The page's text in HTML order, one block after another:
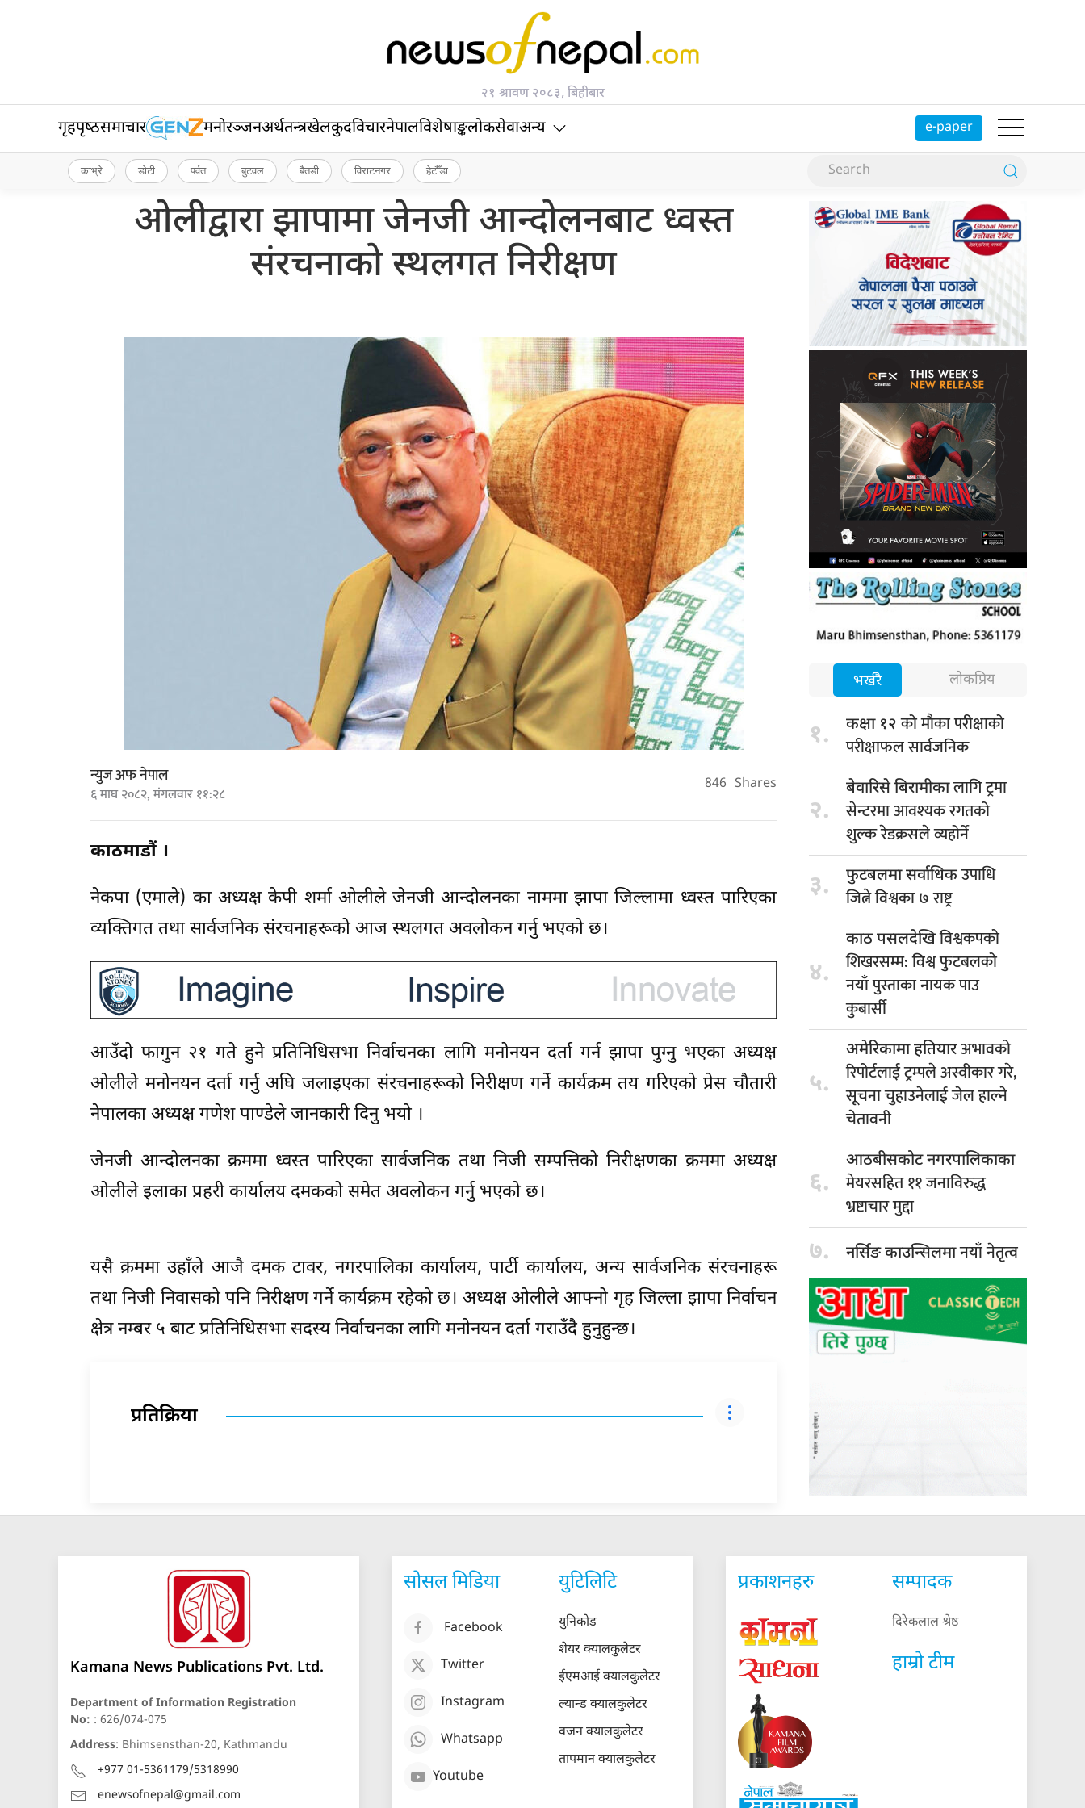
२१ श्रावण २०८३, बिहीबार
गृहपृष्‍ठसमाचार मनोरञ्जनअर्थतन्त्रखेलकुदविचारनेपालविशेषाङ्कलोकसेवाअन्य e-paper
काभ्रे डोटी पर्वत बुटवल बैतडी विराटनगर हेटौँडा
ओलीद्वारा झापामा जेनजी आन्दोलनबाट ध्वस्त
संरचनाको स्थलगत निरीक्षण
न्युज अफ नेपाल
६ माघ २०८२, मंगलवार ११:२८ 846 Shares
काठमाडौं ।
नेकपा (एमाले) का अध्यक्ष केपी शर्मा ओलीले जेनजी आन्दोलनका नाममा झापा जिल्लामा ध्वस्त पारिएका
व्यक्तिगत तथा सार्वजनिक संरचनाहरूको आज स्थलगत अवलोकन गर्नु भएको छ।
आउँदो फागुन २१ गते हुने प्रतिनिधिसभा निर्वाचनका लागि मनोनयन दर्ता गर्न झापा पुग्नु भएका अध्यक्ष
ओलीले मनोनयन दर्ता गर्नु अघि जलाइएका संरचनाहरूको निरीक्षण गर्ने कार्यक्रम तय गरिएको प्रेस चौतारी
नेपालका अध्यक्ष गणेश पाण्डेले जानकारी दिनु भयो ।
जेनजी आन्दोलनका क्रममा ध्वस्त पारिएका सार्वजनिक तथा निजी सम्पत्तिको निरीक्षणका क्रममा अध्यक्ष
ओलीले इलाका प्रहरी कार्यालय दमकको समेत अवलोकन गर्नु भएको छ।
यसै क्रममा उहाँले आजै दमक टावर, नगरपालिका कार्यालय, पार्टी कार्यालय, अन्य सार्वजनिक संरचनाहरू
तथा निजी निवासको पनि निरीक्षण गर्ने कार्यक्रम रहेको छ। अध्यक्ष ओलीले आफ्नो गृह जिल्ला झापा निर्वाचन
क्षेत्र नम्बर ५ बाट प्रतिनिधिसभा सदस्य निर्वाचनका लागि मनोनयन दर्ता गराउँदै हुनुहुन्छ।
प्रतिक्रिया
भर्खरै लोकप्रिय
१. कक्षा १२को मौका परीक्षाको
परीक्षाफल सार्वजनिक
२.
बेवारिसे बिरामीकालागि ट्रमा
सेन्टरमा आवश्यक रगतको
शुल्क रेडक्रसले व्यहोर्ने
३. फुटबलमा सर्वाधिकउपाधि
जित्ने विश्वका ७ राष्ट्र
४.
काठ पसलदेखिविश्वकपको
शिखरसम्म: विश्व फुटबलको
नयाँ पुस्ताका नायक पाउ
कुबार्सी
५.
अमेरिकामा हतियारअभावको
रिपोर्टलाई ट्रम्पले अस्वीकार गरे,
सूचना चुहाउनेलाई जेल हाल्ने
चेतावनी
६.
आठबीसकोट नगरपालिकाका
मेयरसहित ११ जनाविरुद्ध
भ्रष्टाचार मुद्दा
७. नर्सिङ काउन्सिलमानयाँ नेतृत्व
Kamana News Publications Pvt. Ltd.
Department of Information Registration
No: : 626/074-075
Address: Bhimsensthan-20, Kathmandu
+977 01-5361179/5318990
enewsofnepal@gmail.com
सोसल मिडिया
Facebook
Twitter
Instagram
Whatsapp
Youtube
युटिलिटि
युनिकोड
शेयर क्यालकुलेटर
ईएमआई क्यालकुलेटर
ल्यान्ड क्यालकुलेटर
वजन क्यालकुलेटर
तापमान क्यालकुलेटर
प्रकाशनहरु सम्पादक
दिरेकलाल श्रेष्ठ
हाम्रो टीम